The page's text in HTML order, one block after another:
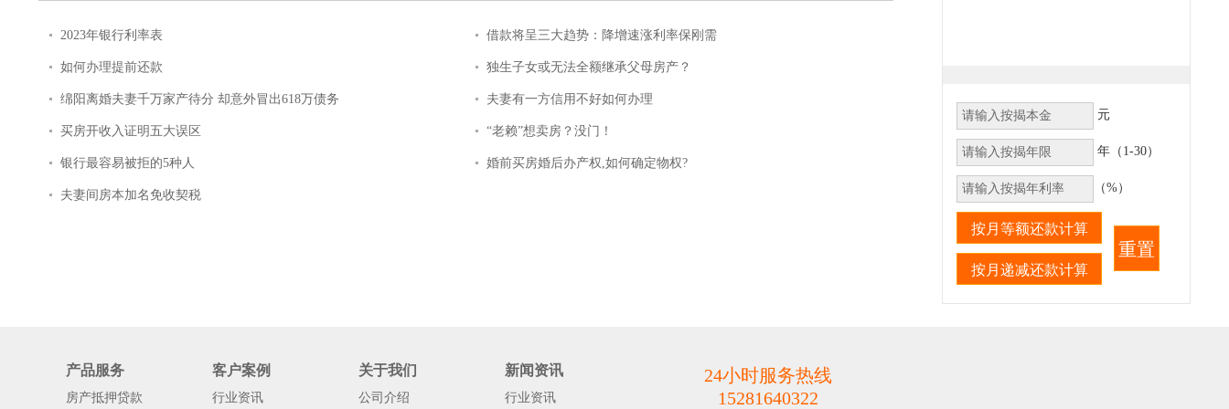
2023年银行利率表 借款将呈三大趋势：降增速涨利率保刚需
如何办理提前还款 独生子女或无法全额继承父母房产？
绵阳离婚夫妻千万家产待分 却意外冒出618万债务 夫妻有一方信用不好如何办理
买房开收入证明五大误区 “老赖”想卖房？没门！
银行最容易被拒的5种人 婚前买房婚后办产权,如何确定物权?
夫妻间房本加名免收契税
元
年（1-30）
（%）
产品服务
房产抵押贷款
客户案例
行业资讯
关于我们
公司介绍
新闻资讯
行业资讯
24小时服务热线
15281640322